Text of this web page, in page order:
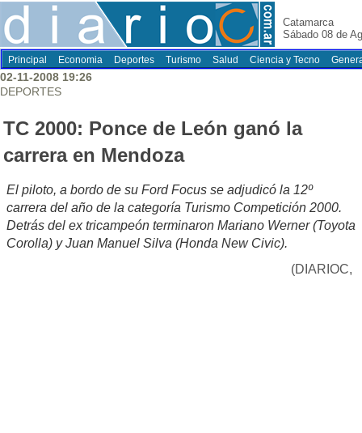
Catamarca
Sábado 08 de
Principal Economia Deportes Turismo Salud Ciencia y Tecno
02-11-2008 19:26
DEPORTES
TC 2000: Ponce de León ganó la
carrera en Mendoza
El piloto, a bordo de su Ford Focus se adjudicó la 12º
carrera del año de la categoría Turismo Competición 2000.
Detrás del ex tricampeón terminaron Mariano Werner (Toyota
Corolla) y Juan Manuel Silva (Honda New Civic).
(DIARIOC,